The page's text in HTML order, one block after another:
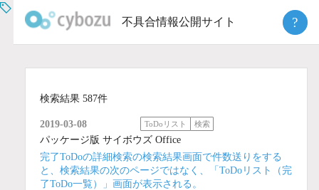
不具合情報公開サイト ?
検索結果 587件
2019-03-08 ToDoリスト 検索
パッケージ版 サイボウズ Office
完了ToDoの詳細検索の検索結果画面で件数送りをする
と、検索結果の次のページではなく、「ToDoリスト（完
了ToDo一覧）」画面が表示される。